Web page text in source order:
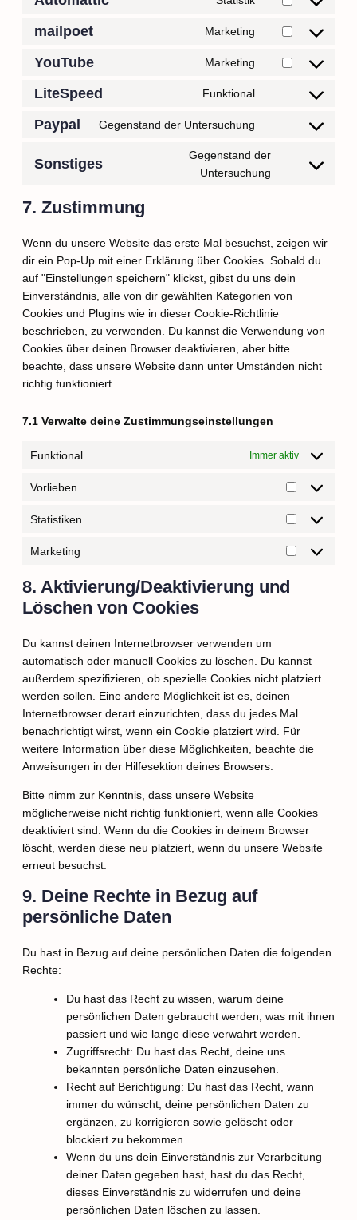
mailpoet Marketing
YouTube Marketing
LiteSpeed Funktional
Paypal Gegenstand der Untersuchung
Sonstiges
Gegenstand der
Untersuchung
7. Zustimmung
Wenn du unsere Website das erste Mal besuchst, zeigen wir
dir ein Pop-Up mit einer Erklärung über Cookies. Sobald du
auf "Einstellungen speichern" klickst, gibst du uns dein
Einverständnis, alle von dir gewählten Kategorien von
Cookies und Plugins wie in dieser Cookie-Richtlinie
beschrieben, zu verwenden. Du kannst die Verwendung von
Cookies über deinen Browser deaktivieren, aber bitte
beachte, dass unsere Website dann unter Umständen nicht
richtig funktioniert.
7.1 Verwalte deine Zustimmungseinstellungen
Funktional Immer aktiv
Vorlieben
Statistiken
Marketing
8. Aktivierung/Deaktivierung und
Löschen von Cookies
Du kannst deinen Internetbrowser verwenden um
automatisch oder manuell Cookies zu löschen. Du kannst
außerdem spezifizieren, ob spezielle Cookies nicht platziert
werden sollen. Eine andere Möglichkeit ist es, deinen
Internetbrowser derart einzurichten, dass du jedes Mal
benachrichtigt wirst, wenn ein Cookie platziert wird. Für
weitere Information über diese Möglichkeiten, beachte die
Anweisungen in der Hilfesektion deines Browsers.
Bitte nimm zur Kenntnis, dass unsere Website
möglicherweise nicht richtig funktioniert, wenn alle Cookies
deaktiviert sind. Wenn du die Cookies in deinem Browser
löscht, werden diese neu platziert, wenn du unsere Website
erneut besuchst.
9. Deine Rechte in Bezug auf
persönliche Daten
Du hast in Bezug auf deine persönlichen Daten die folgenden
Rechte:
Du hast das Recht zu wissen, warum deine
persönlichen Daten gebraucht werden, was mit ihnen
passiert und wie lange diese verwahrt werden.
Zugriffsrecht: Du hast das Recht, deine uns
bekannten persönliche Daten einzusehen.
Recht auf Berichtigung: Du hast das Recht, wann
immer du wünscht, deine persönlichen Daten zu
ergänzen, zu korrigieren sowie gelöscht oder
blockiert zu bekommen.
Wenn du uns dein Einverständnis zur Verarbeitung
deiner Daten gegeben hast, hast du das Recht,
dieses Einverständnis zu widerrufen und deine
persönlichen Daten löschen zu lassen.